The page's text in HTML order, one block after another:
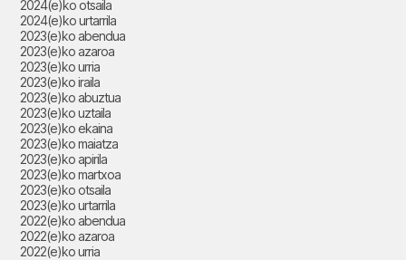
2024(e)ko otsaila
2024(e)ko urtarrila
2023(e)ko abendua
2023(e)ko azaroa
2023(e)ko urria
2023(e)ko iraila
2023(e)ko abuztua
2023(e)ko uztaila
2023(e)ko ekaina
2023(e)ko maiatza
2023(e)ko apirila
2023(e)ko martxoa
2023(e)ko otsaila
2023(e)ko urtarrila
2022(e)ko abendua
2022(e)ko azaroa
2022(e)ko urria